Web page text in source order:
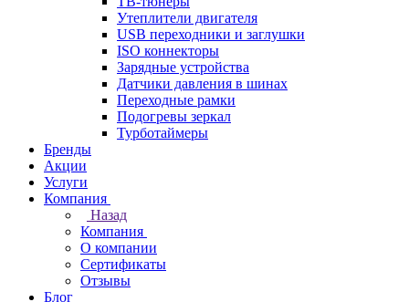
Утеплители двигателя
USB переходники и заглушки
ISO коннекторы
Зарядные устройства
Датчики давления в шинах
Переходные рамки
Подогревы зеркал
Турботаймеры
Бренды
Акции
Услуги
Компания
Назад
Компания
О компании
Сертификаты
Отзывы
Блог